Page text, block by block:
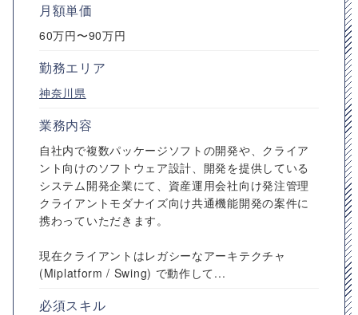
月額単価
60万円〜90万円
勤務エリア
神奈川県
業務内容
自社内で複数パッケージソフトの開発や、クライア
ント向けのソフトウェア設計、開発を提供している
システム開発企業にて、資産運用会社向け発注管理
クライアントモダナイズ向け共通機能開発の案件に
携わっていただきます。
現在クライアントはレガシーなアーキテクチャ
(Miplatform / Swing) で動作して...
必須スキル